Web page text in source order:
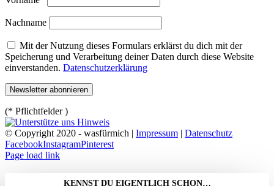
Nachname
Mit der Nutzung dieses Formulars erklärst du dich mit der
Speicherung und Verarbeitung deiner Daten durch diese Website
einverstanden. Datenschutzerklärung
(* Pflichtfelder )
© Copyright 2020 - wasfürmich | Impressum | Datenschutz
FacebookInstagramPinterest
Page load link
KENNST DU EIGENTLICH SCHON…